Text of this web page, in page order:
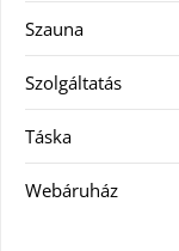
Szauna
Szolgáltatás
Táska
Webáruház